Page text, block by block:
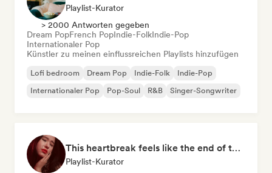
Playlist-Kurator
> 2000 Antworten gegeben
Dream PopFrench PopIndie-FolkIndie-Pop
Internationaler Pop
Künstler zu meinen einflussreichen Playlists hinzufügen
Lofi bedroom Dream Pop Indie-Folk
Indie-Pop
Internationaler Pop
Pop-Soul R&B Singer-Songwriter
This heartbreak feels like the end of the world
Playlist-Kurator